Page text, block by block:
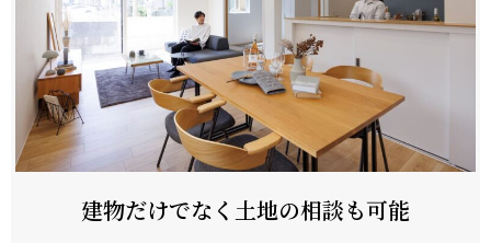
建物だけでなく土地の相談も可能